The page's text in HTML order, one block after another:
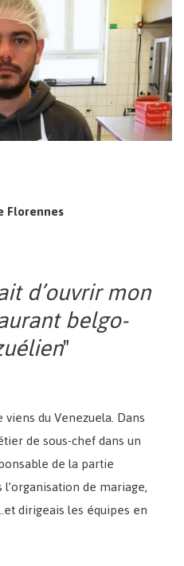
Florennes
d’ouvrir mon
belgo-
"
du Venezuela. Dans
de sous-chef dans un
de la partie
de mariage,
dirigeais les équipes en